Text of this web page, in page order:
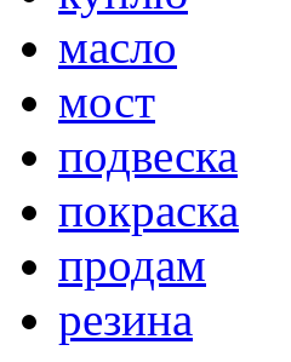
масло
мост
подвеска
покраска
продам
резина